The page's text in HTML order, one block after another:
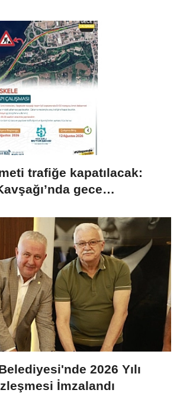
trafiğe kapatılacak:
gece
2026 Yılı
İmzalandı